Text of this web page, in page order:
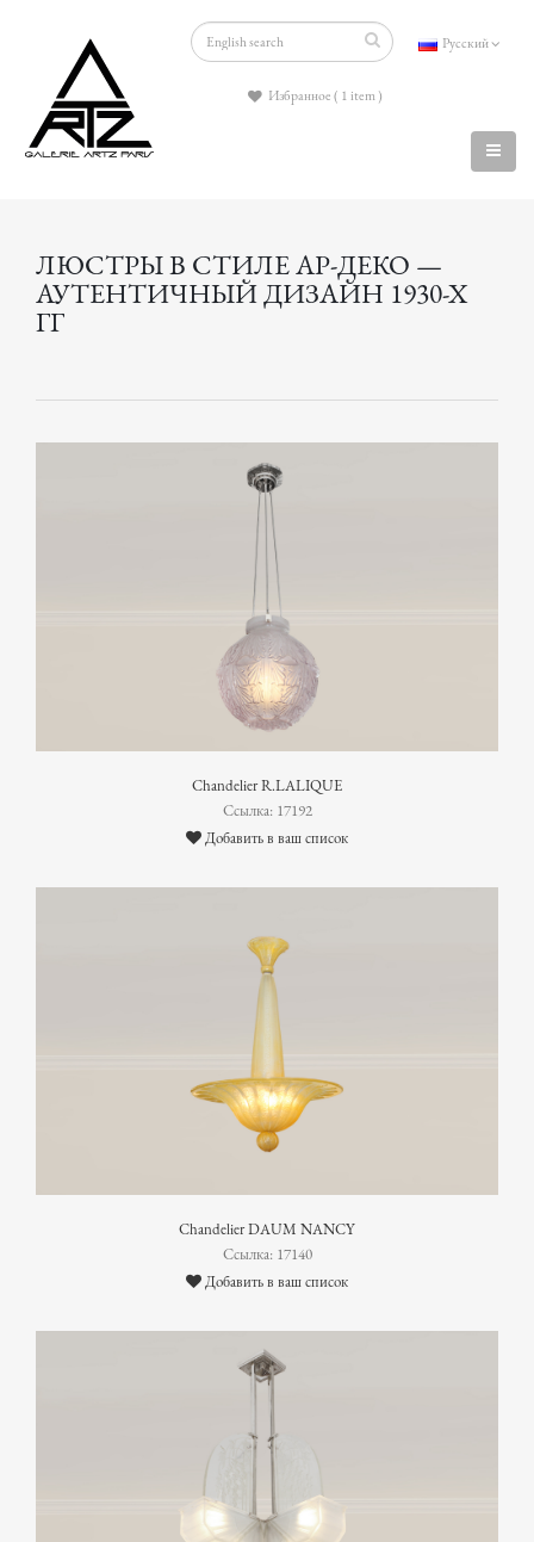
Русский
Избранное ( 1 item )
ЛЮСТРЫ В СТИЛЕ АР-ДЕКО —
АУТЕНТИЧНЫЙ ДИЗАЙН 1930-Х
ГГ
Chandelier R.LALIQUE
Ссылка: 17192
Добавить в ваш список
Chandelier DAUM NANCY
Ссылка: 17140
Добавить в ваш список